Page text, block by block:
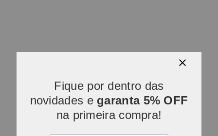
Fique por dentro das
novidades e garanta 5% OFF
na primeira compra!